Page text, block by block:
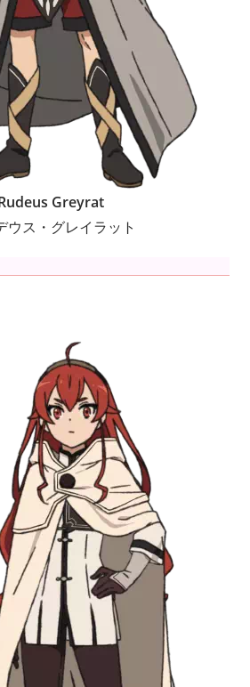
Greyrat
ウス・グレイラット